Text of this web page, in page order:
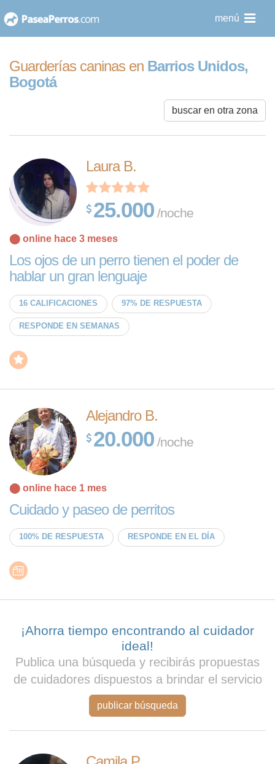
al
menú
Guarderías caninas en Barrios Unidos,
Bogotá
buscar en otra zona
Laura B.
25.000 /noche
⬤ online hace 3 meses
Los ojos de un perro tienen el poder de
hablar un gran lenguaje
16 CALIFICACIONES 97% DE RESPUESTA
RESPONDE EN SEMANAS
Alejandro B.
20.000 /noche
⬤ online hace 1 mes
Cuidado y paseo de perritos
100% DE RESPUESTA RESPONDE EN EL DÍA
¡Ahorra tiempo encontrando al cuidador
ideal!
Publica una búsqueda y recibirás propuestas
de cuidadores dispuestos a brindar el servicio
publicar búsqueda